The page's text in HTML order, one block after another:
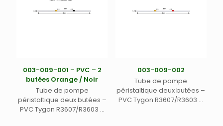
003-009-001 – PVC – 2
butées Orange / Noir
Tube de pompe
péristaltique deux butées –
PVC Tygon R3607/R3603 –
003-009-002
Tube de pompe
péristaltique deux butées –
PVC Tygon R3607/R3603 –